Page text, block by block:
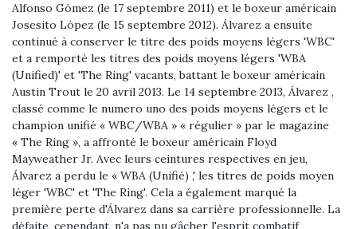
Alfonso Gómez (le 17 septembre 2011) et le boxeur américain
Josesito López (le 15 septembre 2012). Álvarez a ensuite
continué à conserver le titre des poids moyens légers 'WBC'
et a remporté les titres des poids moyens légers 'WBA
(Unified)' et 'The Ring' vacants, battant le boxeur américain
Austin Trout le 20 avril 2013. Le 14 septembre 2013, Álvarez ,
classé comme le numero uno des poids moyens légers et le
champion unifié « WBC/WBA » « régulier » par le magazine
« The Ring », a affronté le boxeur américain Floyd
Mayweather Jr. Avec leurs ceintures respectives en jeu,
Álvarez a perdu le « WBA (Unifié) ,' les titres de poids moyen
léger 'WBC' et 'The Ring'. Cela a également marqué la
première perte d'Álvarez dans sa carrière professionnelle. La
défaite, cependant, n'a pas pu gâcher l'esprit combatif